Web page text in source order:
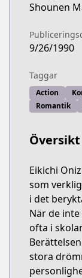
Shounen
9/26/1990
Taggar
Action
Romantik
Översikt
Eikichi
som
i det
När de
ofta i
stora